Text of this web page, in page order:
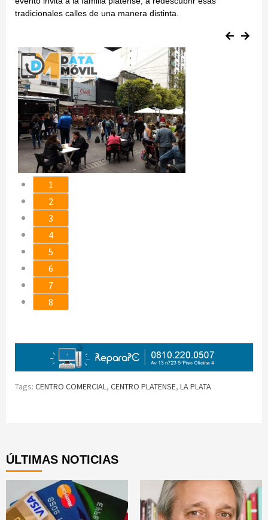
tradicionales calles de una manera distinta.
1
2
3
4
5
6
7
8
Tags: CENTRO COMERCIAL, CENTRO PLATENSE, LA PLATA
ÚLTIMAS NOTICIAS